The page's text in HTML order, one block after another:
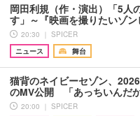
岡田利規（作・演出）「5人
す」～『映画を撮りたいゾ
20:30 ｜ SPICER
ニュース
舞台
猫背のネイビーセゾン、
のMV公開 「あっちいんだ
20:00 ｜ SPICER